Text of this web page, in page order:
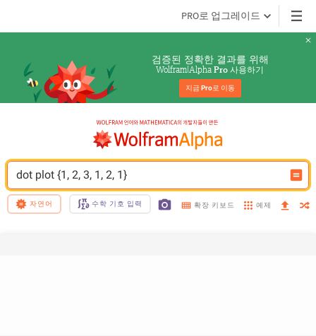
PRO로 업그레이드
검증된 정확한 결과를 위해
Wolfram|Alpha Pro 사용하기
지금 Pro로 이동
dot plot {1, 2, 3, 1, 2, 1}
자연어 수학 기호 입력 확장 키보드 예제